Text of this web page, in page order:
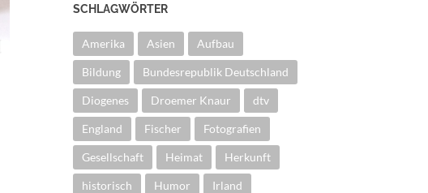
SCHLAGWÖRTER
Amerika Asien Aufbau
Bildung Bundesrepublik Deutschland
Diogenes Droemer Knaur dtv
England Fischer Fotografien
Gesellschaft Heimat Herkunft
historisch Humor Irland